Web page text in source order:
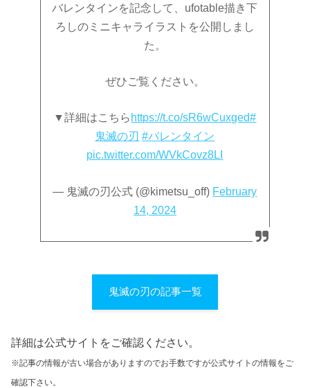
バレンタインを記念して、ufotable描き下
ろしのミニキャライラストを公開しまし
た。
ぜひご覧ください。
▼詳細はこちら https://t.co/sR6wCuxged#
鬼滅の刃
#バレンタイン
pic.twitter.com/WVkCovz8LI
— 鬼滅の刃公式 (@kimetsu_off) February
14, 2024
鬼滅の刃の記事一覧
詳細は公式サイトをご確認ください。
※記事の情報が古い場合がありますのでお手数ですが公式サイトの情報をご
確認下さい。